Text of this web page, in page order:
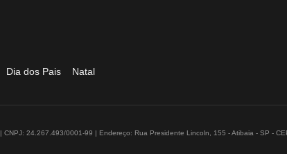
Dia dos Pais Natal
24.267.493/0001-99 | Endereço: Rua Presidente Lincoln, 155 - Atibaia - SP -